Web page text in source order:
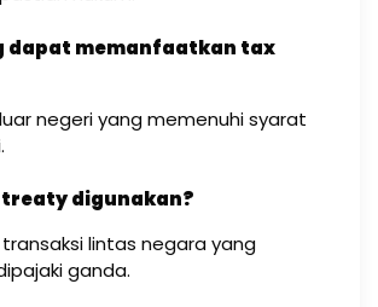
dapat memanfaatkan tax
negeri yang memenuhi syarat
digunakan?
lintas negara yang
ganda.